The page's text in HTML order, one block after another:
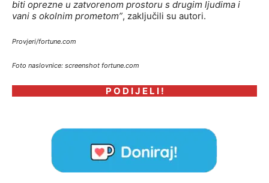
biti oprezne u zatvorenom prostoru s drugim ljudima i
vani s okolnim prometom”, zaključili su autori.
Provjeri/fortune.com
Foto naslovnice: screenshot fortune.com
P O D I J E L I !